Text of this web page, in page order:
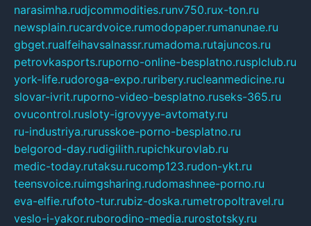
narasimha.rudjcommodities.runv750.rux-ton.ru
newsplain.rucardvoice.rumodopaper.rumanunae.ru
gbget.rualfeihavsalnassr.rumadoma.rutajuncos.ru
petrovkasports.ruporno-online-besplatno.rusplclub.ru
york-life.rudoroga-expo.ruribery.rucleanmedicine.ru
slovar-ivrit.ruporno-video-besplatno.ruseks-365.ru
ovucontrol.rusloty-igrovyye-avtomaty.ru
ru-industriya.rurusskoe-porno-besplatno.ru
belgorod-day.rudigilith.rupichkurovlab.ru
medic-today.rutaksu.rucomp123.rudon-ykt.ru
teensvoice.ruimgsharing.rudomashnee-porno.ru
eva-elfie.rufoto-tur.rubiz-doska.rumetropoltravel.ru
veslo-i-yakor.ruborodino-media.rurostotsky.ru